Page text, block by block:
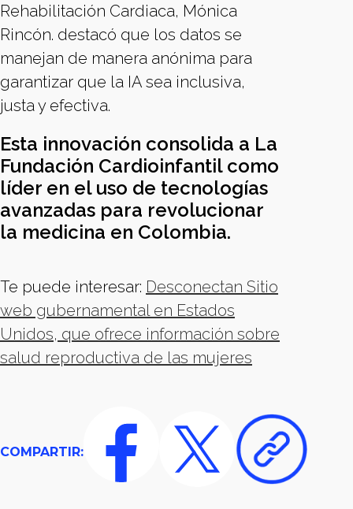
Rehabilitación Cardiaca, Mónica
Rincón. destacó que los datos se
manejan de manera anónima para
garantizar que la IA sea inclusiva,
justa y efectiva.
Esta innovación consolida a La
Fundación Cardioinfantil como
líder en el uso de tecnologías
avanzadas para revolucionar
la medicina en Colombia.
Te puede interesar: Desconectan Sitio
web gubernamental en Estados
Unidos, que ofrece información sobre
salud reproductiva de las mujeres
COMPARTIR: